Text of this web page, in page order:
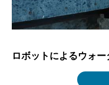
ロボットによるウォ